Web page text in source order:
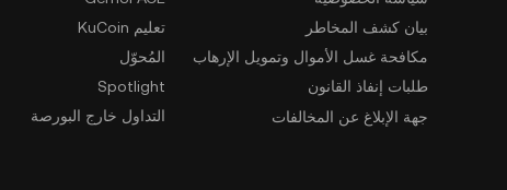
بيان كشف المخاطر
مكافحة غسل الأموال وتمويل الإرهاب
طلبات إنفاذ القانون
جهة الإبلاغ عن المخالفات
تعليم KuCoin
المُحوّل
Spotlight
التداول خارج البورصة